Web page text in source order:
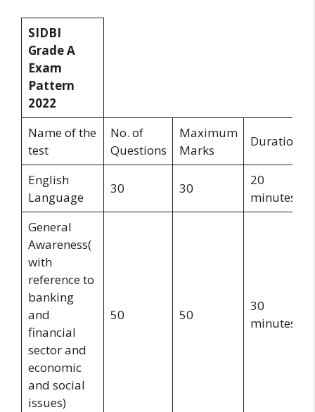
SIDBI
Grade A
Exam
Pattern
2022
Name of the
test
No. of
Questions
Maximum
Marks
Duration
English
Language
30 30
20
minutes
General
Awareness(
with
reference to
banking
and
financial
sector and
economic
and social
issues)
50 50
30
minutes